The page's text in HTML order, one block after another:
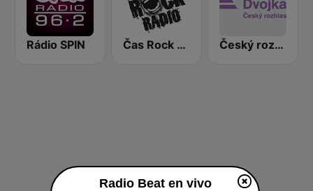
Rádio SPIN Čas Rock Radio Český rozhlas Dvojka
Radio Beat en vivo